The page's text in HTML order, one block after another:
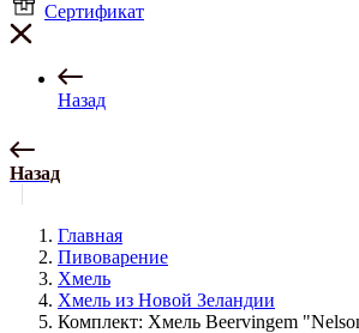
Сертификат
Назад
Назад
Главная
Пивоварение
Хмель
Хмель из Новой Зеландии
Комплект: Хмель Beervingem